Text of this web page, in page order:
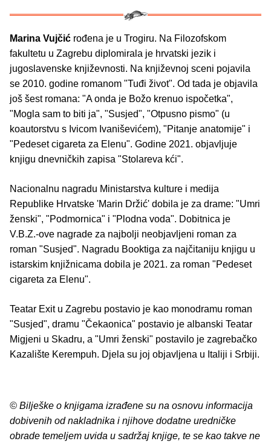
Marina Vujčić rođena je u Trogiru. Na Filozofskom
fakultetu u Zagrebu diplomirala je hrvatski jezik i
jugoslavenske književnosti. Na književnoj sceni pojavila
se 2010. godine romanom "Tuđi život". Od tada je objavila
još šest romana: "A onda je Božo krenuo ispočetka",
"Mogla sam to biti ja", "Susjed", "Otpusno pismo" (u
koautorstvu s Ivicom Ivaniševićem), "Pitanje anatomije" i
"Pedeset cigareta za Elenu". Godine 2021. objavljuje
knjigu dnevničkih zapisa "Stolareva kći".
Nacionalnu nagradu Ministarstva kulture i medija
Republike Hrvatske 'Marin Držić' dobila je za drame: "Umri
ženski", "Podmornica" i "Plodna voda". Dobitnica je
V.B.Z.-ove nagrade za najbolji neobjavljeni roman za
roman "Susjed". Nagradu Booktiga za najčitaniju knjigu u
istarskim knjižnicama dobila je 2021. za roman "Pedeset
cigareta za Elenu".
Teatar Exit u Zagrebu postavio je kao monodramu roman
"Susjed", dramu "Čekaonica" postavio je albanski Teatar
Migjeni u Skadru, a "Umri ženski" postavilo je zagrebačko
Kazalište Kerempuh. Djela su joj objavljena u Italiji i Srbiji.
© Bilješke o knjigama izrađene su na osnovu informacija
dobivenih od nakladnika i njihove dodatne uredničke
obrade temeljem uvida u sadržaj knjige, te se kao takve ne